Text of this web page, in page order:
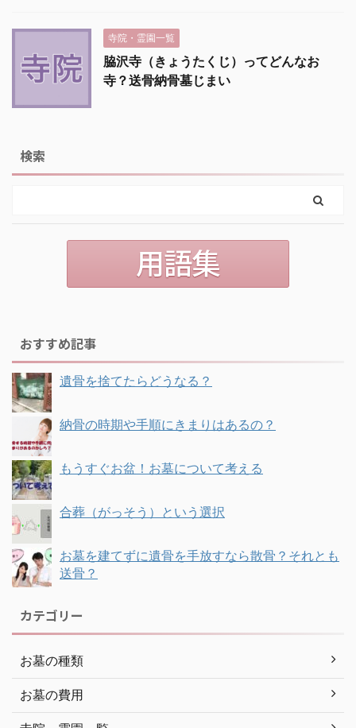
寺院・霊園一覧
脇沢寺（きょうたくじ）ってどんなお
寺？送骨納骨墓じまい
検索
おすすめ記事
遺骨を捨てたらどうなる？
納骨の時期や手順にきまりはあるの？
もうすぐお盆！お墓について考える
合葬（がっそう）という選択
お墓を建てずに遺骨を手放すなら散骨？それとも
送骨？
カテゴリー
お墓の種類
お墓の費用